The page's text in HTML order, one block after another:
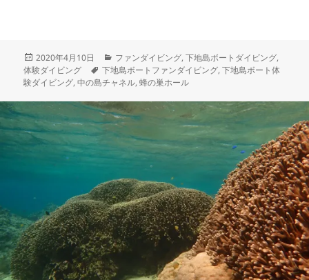
投
稿
日:
2020年4月10日
カ
テ
ゴ
ー
ファンダイビング,下地島ボートダイビング,
体験ダイビング
タ
グ
下地島ボートファンダイビング,下地島ボート体
験ダイビング,中の島チャネル,蜂の巣ホール